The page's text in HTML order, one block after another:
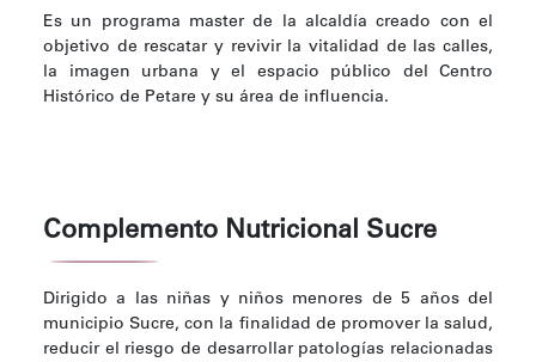
Es un programa master de la alcaldía creado con el
objetivo de rescatar y revivir la vitalidad de las calles,
la imagen urbana y el espacio público del Centro
Histórico de Petare y su área de influencia.
Complemento Nutricional Sucre
Dirigido a las niñas y niños menores de 5 años del
municipio Sucre, con la finalidad de promover la salud,
reducir el riesgo de desarrollar patologías relacionadas